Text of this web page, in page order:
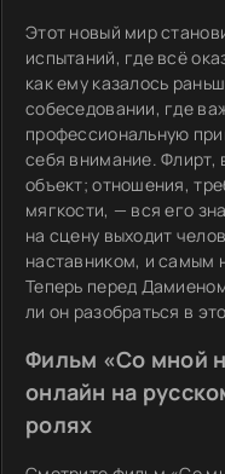
Этот новый мир
испытаний, где всё
как ему казалось
собеседовании, где
профессиональную
себя внимание. Флирт,
объект; отношения,
мягкости, — вся его
на сцену выходит
наставником, и самым
Теперь перед
ли он разобраться в
Фильм «Со мной
онлайн на
ролях